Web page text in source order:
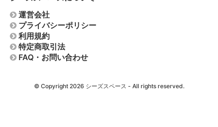
運営会社
プライバシーポリシー
利用規約
特定商取引法
FAQ・お問い合わせ
© Copyright 2026 シーズスペース - All rights reserved.